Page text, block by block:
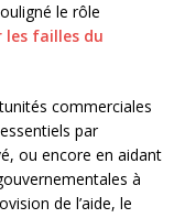
le rôle
les failles du
commerciales
par
ou encore en aidant
à
de l’aide, le